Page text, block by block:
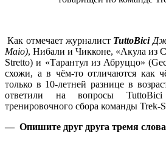
Как отмечает журналист TuttoBici
Maio), Нибали и Чикконе, «Акула из
Stretto) и «Тарантул из Абруццо»
схожи, а в чём-то отличаются как
только в 10-летней разнице в
ответили на вопросы
тренировочного сбора команды Trek-
— Опишите друг друга тремя